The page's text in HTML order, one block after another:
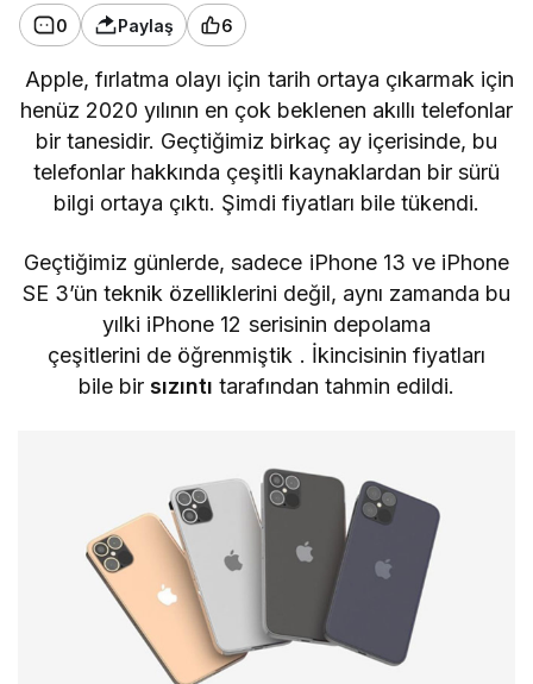
0 Paylaş 6
Apple, fırlatma olayı için tarih ortaya çıkarmak için
henüz 2020 yılının en çok beklenen akıllı telefonlar
bir tanesidir. Geçtiğimiz birkaç ay içerisinde, bu
telefonlar hakkında çeşitli kaynaklardan bir sürü
bilgi ortaya çıktı. Şimdi fiyatları bile tükendi.
Geçtiğimiz günlerde, sadece iPhone 13 ve iPhone
SE 3’ün teknik özelliklerini değil, aynı zamanda bu
yılki iPhone 12 serisinin depolama
çeşitlerini de öğrenmiştik . İkincisinin fiyatları
bile birsızıntı tarafındantahmin edildi.